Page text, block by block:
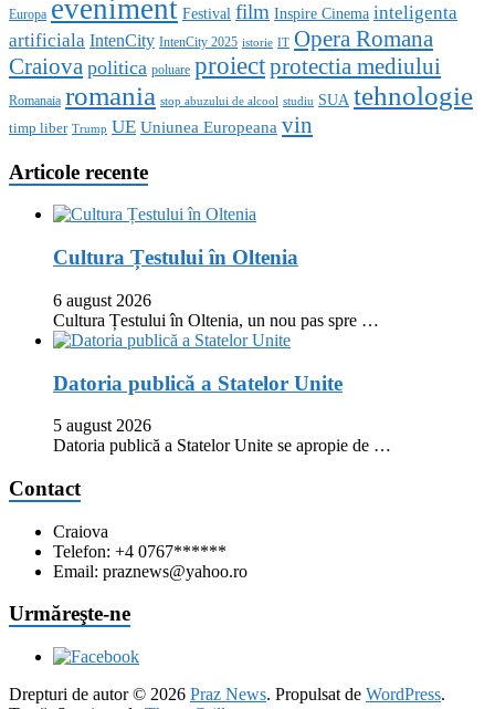
Europa eveniment Festival film Inspire Cinema inteligenta
artificiala IntenCity IntenCity 2025 istorie IT Opera Romana
Craiova politica poluare proiectprotectia mediului
Romanaia romania stop abuzului de alcool studiu SUA tehnologie
timp liber Trump UE Uniunea Europeana vin
Articole recente
Cultura Țestului în Oltenia
6 august 2026
Cultura Țestului în Oltenia, un nou pas spre …
Datoria publică a Statelor Unite
5 august 2026
Datoria publică a Statelor Unite se apropie de …
Contact
Craiova
Telefon: +4 0767******
Email: praznews@yahoo.ro
Urmăreşte-ne
Drepturi de autor © 2026 Praz News. Propulsat de WordPress.